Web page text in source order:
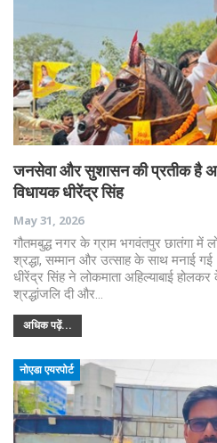
जनसेवा और सुशासन की प्रतीक है
विधायक धीरेंद्र सिंह
May 31, 2026
गौतमबुद्ध नगर के ग्राम भगवंतपुर छातंगा में
श्रद्धा, सम्मान और उत्साह के साथ मनाई
धीरेंद्र सिंह ने लोकमाता अहिल्याबाई
श्रद्धांजलि दी और…
अधिक पढ़ें...
नोएडा एयरपोर्ट